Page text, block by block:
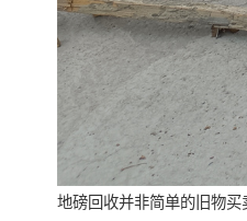
地磅回收并非简单的旧物